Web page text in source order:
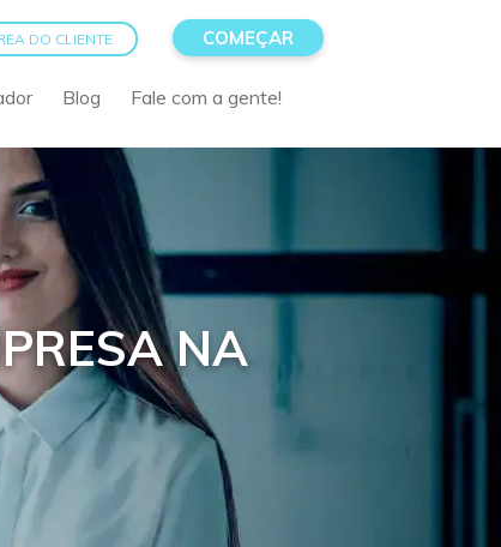
DO CLIENTE COMEÇAR
Blog Fale com a gente!
NA